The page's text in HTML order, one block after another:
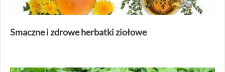
Smaczne i zdrowe herbatki ziołowe